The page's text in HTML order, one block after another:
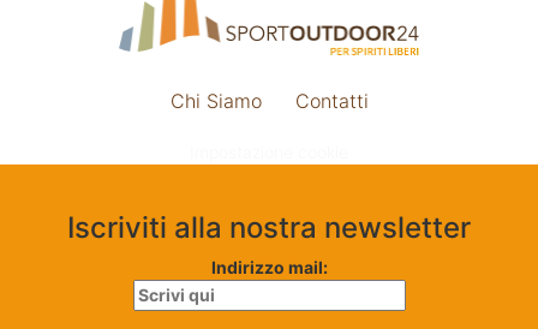
Chi Siamo Contatti
Iscriviti alla nostra newsletter
Indirizzo mail: